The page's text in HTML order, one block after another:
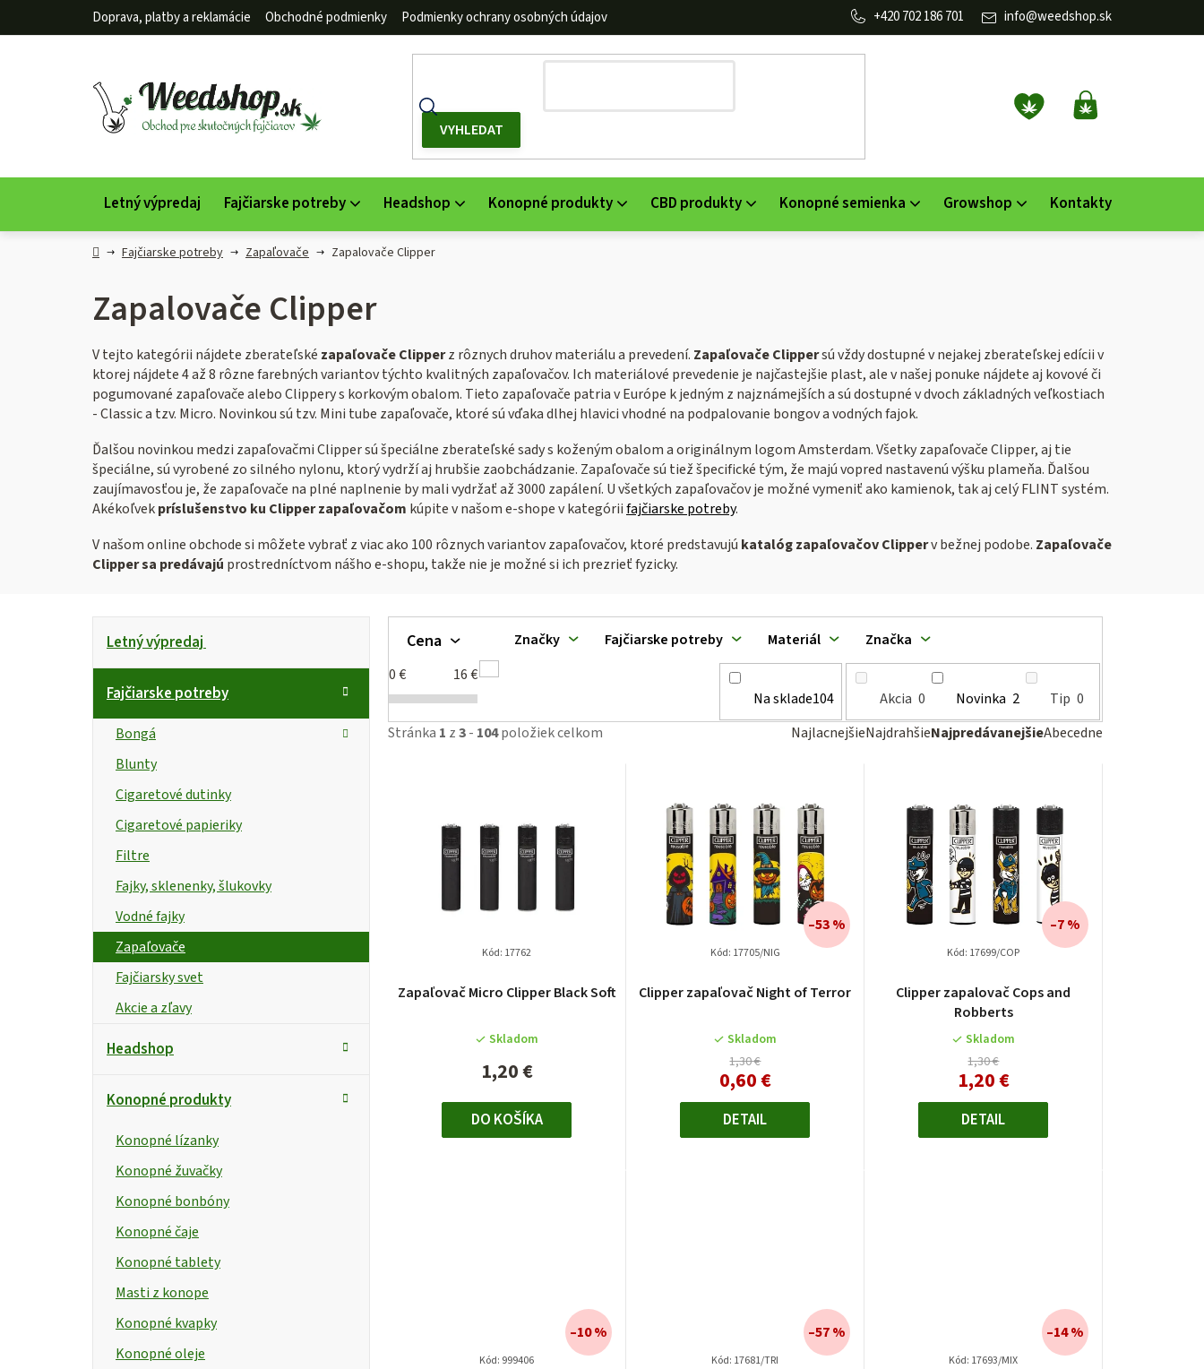
Doprava, platby a reklamácie Obchodné podmienky Podmienky ochrany osobných údajov info@weedshop.sk
702 186 701
NÁKUPNÝ
KOŠÍK
Letný výpredaj Fajčiarske potreby Headshop Konopné produkty CBD produkty Konopné semienka Growshop Kontakty
DomovFajčiarske potreby Zapaľovače Zapalovače Clipper
Zapalovače Clipper
V tejto kategórii nájdete zberateľské zapaľovače Clipperz rôznych druhov materiálu a prevedení. Zapaľovače Clippersú vždy dostupné v nejakej zberateľskej edícii v
ktorej nájdete 4 až 8 rôzne farebných variantov týchto kvalitných zapaľovačov. Ich materiálové prevedenie je najčastejšie plast, ale v našej ponuke nájdete aj kovové či
pogumované zapaľovače alebo Clippery s korkovým obalom. Tieto zapaľovače patria v Európe k jedným z najznámejších a sú dostupné v dvoch základných veľkostiach
- Classic a tzv. Micro. Novinkou sú tzv. Mini tube zapaľovače, ktoré sú vďaka dlhej hlavici vhodné na podpalovanie bongov a vodných fajok.
Ďalšou novinkou medzi zapaľovačmi Clipper sú špeciálne zberateľské sady s koženým obalom a originálnym logom Amsterdam. Všetky zapaľovače Clipper, aj tie
špeciálne, sú vyrobené zo silného nylonu, ktorý vydrží aj hrubšie zaobchádzanie. Zapaľovače sú tiež špecifické tým, že majú vopred nastavenú výšku plameňa. Ďalšou
zaujímavosťou je, že zapaľovače na plné naplnenie by mali vydržať až 3000 zapálení. U všetkých zapaľovačov je možné vymeniť ako kamienok, tak aj celý FLINT systém.
Akékoľvekpríslušenstvo ku Clipper zapaľovačom kúpite v našom e-shope v kategóriifajčiarske potreby.
V našom online obchode si môžete vybrať z viac ako 100 rôznych variantov zapaľovačov, ktoré predstavujú katalóg zapaľovačov Clipperv bežnej podobe. Zapaľovače
Clipper sa predávajú prostredníctvom nášho e-shopu, takže nie je možné si ich prezrieť fyzicky.
B
o
n
l
kategórie
K
t
g
Letný výpredaj
Fajčiarske potreby
Bongá
Blunty
Cigaretové dutinky
Cigaretové papieriky
Filtre
Fajky, sklenenky, šlukovky
Vodné fajky
Zapaľovače
Fajčiarsky svet
Akcie a zľavy
Headshop
Konopné produkty
Konopné lízanky
Konopné žuvačky
Konopné bonbóny
Konopné čaje
Konopné tablety
Masti z konope
Konopné kvapky
Konopné oleje
Stránka 1 z3- 104položiek celkom R
d
e
n
i
e
r
u
k
NajlacnejšieNajdrahšieNajpredávanejšieAbecedne
Cena
0€ 16€
Na sklade104 Akcia 0 Novinka 2 Tip 0
Značky Fajčiarske potreby Materiál Značka
V
ý
p
i
Zapaľovač Micro Clipper Black Soft
Skladom
1,20 €
DO KOŠÍKA
Kód: 17762
Clipper zapaľovač Night of Terror
Skladom
1,30 €
0,60 €
–53 %
DETAIL
Kód: 17705/NIG
Clipper zapalovač Cops and
Robberts
Skladom
1,30 €
1,20 €
–7 %
DETAIL
Kód: 17699/COP
–10 %
Kód: 999406
–57 %
Kód: 17681/TRI
–14 %
Kód: 17693/MIX